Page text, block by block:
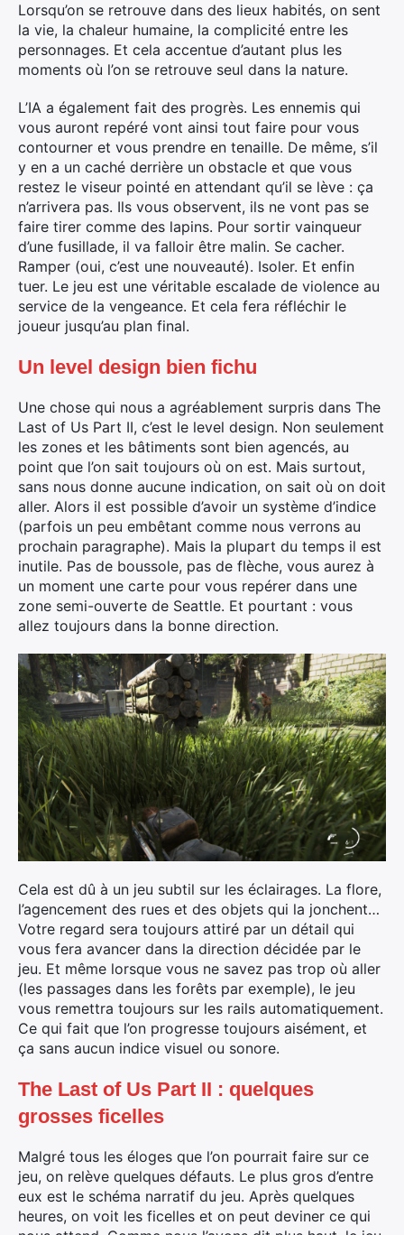
Lorsqu’on se retrouve dans des lieux habités, on sent
la vie, la chaleur humaine, la complicité entre les
personnages. Et cela accentue d’autant plus les
moments où l’on se retrouve seul dans la nature.
L’IA a également fait des progrès. Les ennemis qui
vous auront repéré vont ainsi tout faire pour vous
contourner et vous prendre en tenaille. De même, s’il
y en a un caché derrière un obstacle et que vous
restez le viseur pointé en attendant qu’il se lève : ça
n’arrivera pas. Ils vous observent, ils ne vont pas se
faire tirer comme des lapins. Pour sortir vainqueur
d’une fusillade, il va falloir être malin. Se cacher.
Ramper (oui, c’est une nouveauté). Isoler. Et enfin
tuer. Le jeu est une véritable escalade de violence au
service de la vengeance. Et cela fera réfléchir le
joueur jusqu’au plan final.
Un level design bien fichu
Une chose qui nous a agréablement surpris dans The
Last of Us Part II, c’est le level design. Non seulement
les zones et les bâtiments sont bien agencés, au
point que l’on sait toujours où on est. Mais surtout,
sans nous donne aucune indication, on sait où on doit
aller. Alors il est possible d’avoir un système d’indice
(parfois un peu embêtant comme nous verrons au
prochain paragraphe). Mais la plupart du temps il est
inutile. Pas de boussole, pas de flèche, vous aurez à
un moment une carte pour vous repérer dans une
zone semi-ouverte de Seattle. Et pourtant : vous
allez toujours dans la bonne direction.
Cela est dû à un jeu subtil sur les éclairages. La flore,
l’agencement des rues et des objets qui la jonchent…
Votre regard sera toujours attiré par un détail qui
vous fera avancer dans la direction décidée par le
jeu. Et même lorsque vous ne savez pas trop où aller
(les passages dans les forêts par exemple), le jeu
vous remettra toujours sur les rails automatiquement.
Ce qui fait que l’on progresse toujours aisément, et
ça sans aucun indice visuel ou sonore.
The Last of Us Part II : quelques
grosses ficelles
Malgré tous les éloges que l’on pourrait faire sur ce
jeu, on relève quelques défauts. Le plus gros d’entre
eux est le schéma narratif du jeu. Après quelques
heures, on voit les ficelles et on peut deviner ce qui